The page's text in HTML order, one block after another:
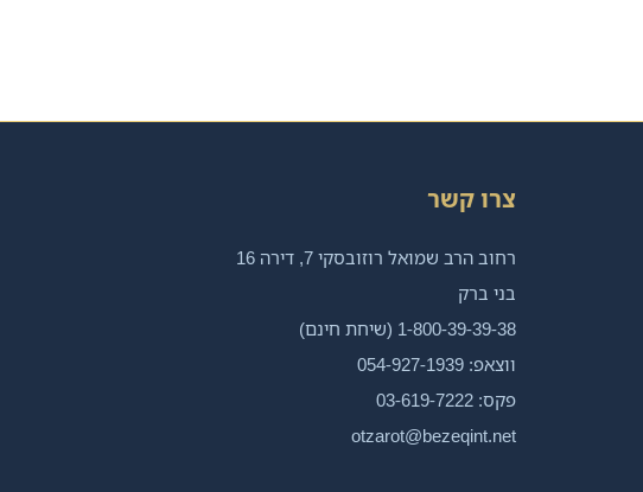
צרו קשר
רחוב הרב שמואל רוזובסקי 7, דירה 16
בני ברק
1-800-39-39-38 (שיחת חינם)
ווצאפ: 054-927-1939
פקס: 03-619-7222
otzarot@bezeqint.net